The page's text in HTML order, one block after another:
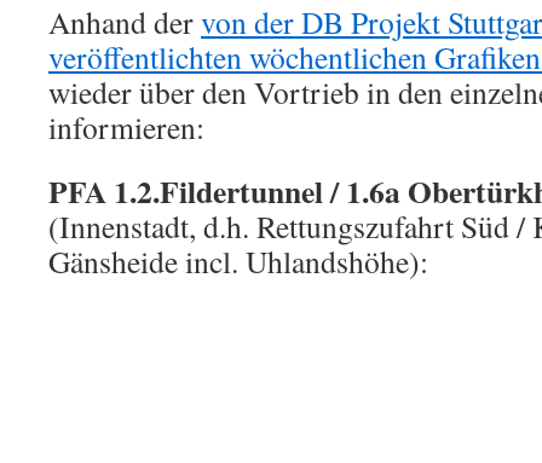
Anhand dervon der DB Projekt
veröffentlichten wöchentlichen
wieder über den Vortrieb in den
informieren:
PFA 1.2.Fildertunnel/ 1.6a
(Innenstadt, d.h. Rettungszufahrt Süd
Gänsheide incl. Uhlandshöhe):